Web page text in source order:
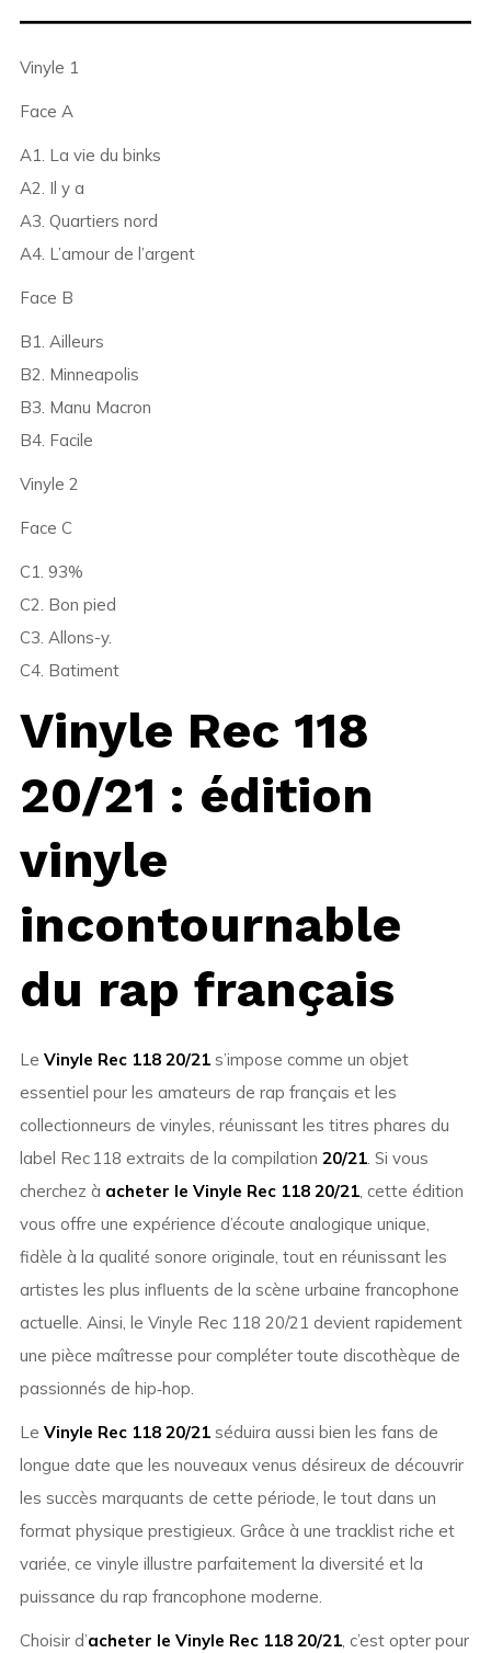
Vinyle 1
Face A
A1. La vie du binks
A2. Il y a
A3. Quartiers nord
A4. L’amour de l’argent
Face B
B1. Ailleurs
B2. Minneapolis
B3. Manu Macron
B4. Facile
Vinyle 2
Face C
C1. 93%
C2. Bon pied
C3. Allons-y.
C4. Batiment
Vinyle Rec 118
20/21 : édition
vinyle
incontournable
du rap français
Le Vinyle Rec 118 20/21s’impose comme un objet
essentiel pour les amateurs de rap français et les
collectionneurs de vinyles, réunissant les titres phares du
label Rec 118 extraits de la compilation 20/21. Si vous
cherchez à acheter le Vinyle Rec 118 20/21, cette édition
vous offre une expérience d’écoute analogique unique,
fidèle à la qualité sonore originale, tout en réunissant les
artistes les plus influents de la scène urbaine francophone
actuelle. Ainsi, le Vinyle Rec 118 20/21 devient rapidement
une pièce maîtresse pour compléter toute discothèque de
passionnés de hip‑hop.
Le Vinyle Rec 118 20/21séduira aussi bien les fans de
longue date que les nouveaux venus désireux de découvrir
les succès marquants de cette période, le tout dans un
format physique prestigieux. Grâce à une tracklist riche et
variée, ce vinyle illustre parfaitement la diversité et la
puissance du rap francophone moderne.
Choisir d’acheter le Vinyle Rec 118 20/21, c’est opter pour